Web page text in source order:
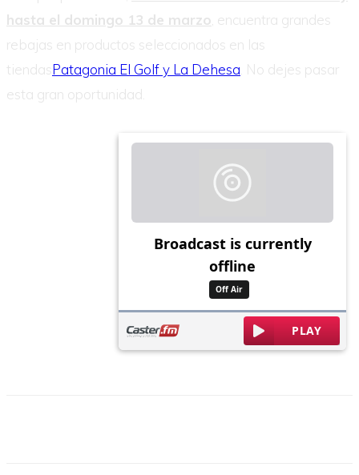
hasta el domingo 13 de marzo, encuentra grandes
rebajas en productos seleccionados en las
tiendasPatagonia El Golf y La Dehesa. No dejes pasar
esta gran oportunidad.